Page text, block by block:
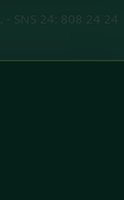
- SNS 24: 808 24 24